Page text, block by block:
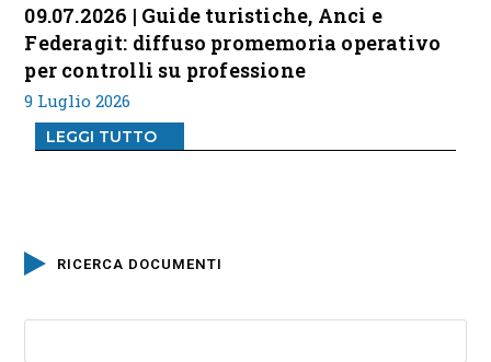
09.07.2026 | Guide turistiche, Anci e
Federagit: diffuso promemoria operativo
per controlli su professione
9 Luglio 2026
LEGGI TUTTO
RICERCA DOCUMENTI